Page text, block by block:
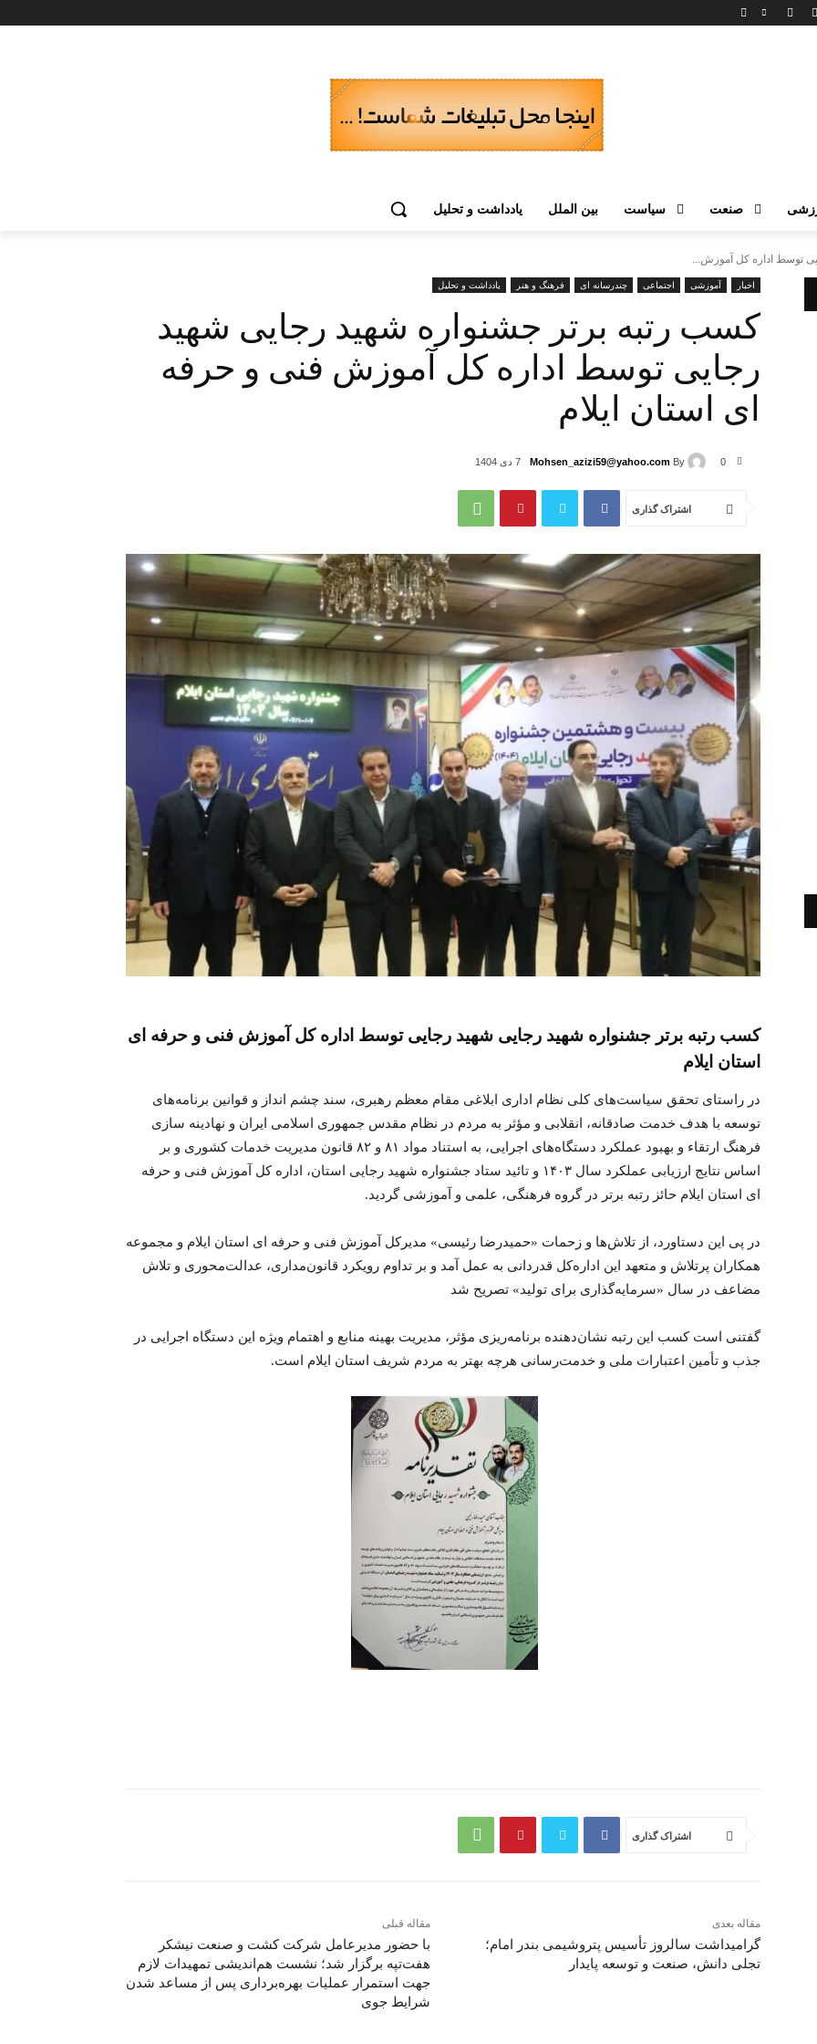
صنعت سیاست بین الملل یادداشت و تحلیل
توسط اداره کل آموزش...
اخبار
آموزشی اجتماعی چندرسانه ای فرهنگ و هنر یادداشت و تحلیل
کسب رتبه برتر جشنواره شهید رجایی شهید
رجایی توسط اداره کل آموزش فنی و حرفه
ای استان ایلام
By
Mohsen_azizi59@yahoo.com 7 دی 1404 0
اشتراک گذاری
کسب رتبه برتر جشنواره شهید رجایی شهید رجایی توسط اداره کل آموزش فنی و حرفه ای
استان ایلام
در راستای تحقق سیاست‌های کلی نظام اداری ابلاغی مقام معظم رهبری، سند چشم انداز و قوانین برنامه‌های
توسعه با هدف خدمت صادقانه، انقلابی و مؤثر به مردم در نظام مقدس جمهوری اسلامی ایران و نهادینه سازی
فرهنگ ارتقاء و بهبود عملکرد دستگاه‌های اجرایی، به استناد مواد ۸۱ و ۸۲ قانون مدیریت خدمات کشوری و بر
اساس نتایج ارزیابی عملکرد سال ۱۴۰۳ و تائید ستاد جشنواره شهید رجایی استان، اداره کل آموزش فنی و حرفه
ای استان ایلام حائز رتبه برتر در گروه فرهنگی، علمی و آموزشی گردید.
در پی این دستاورد، از تلاش‌ها و زحمات «حمیدرضا رئیسی» مدیرکل آموزش فنی و حرفه ای استان ایلام و مجموعه
همکاران پرتلاش و متعهد این اداره‌کل قدردانی به عمل آمد و بر تداوم رویکرد قانون‌مداری، عدالت‌محوری و تلاش
مضاعف در سال «سرمایه‌گذاری برای تولید» تصریح شد
گفتنی است کسب این رتبه نشان‌دهنده برنامه‌ریزی مؤثر، مدیریت بهینه منابع و اهتمام ویژه این دستگاه اجرایی در
جذب و تأمین اعتبارات ملی و خدمت‌رسانی هرچه بهتر به مردم شریف استان ایلام است.
اشتراک گذاری
مقاله قبلی
با حضور مدیرعامل شرکت کشت و صنعت نیشکر
هفت‌تپه برگزار شد؛ نشست هم‌اندیشی تمهیدات لازم
جهت استمرار عملیات بهره‌برداری پس از مساعد شدن
شرایط جوی
مقاله بعدی
گرامیداشت سالروز تأسیس پتروشیمی بندر امام؛
تجلی دانش، صنعت و توسعه پایدار